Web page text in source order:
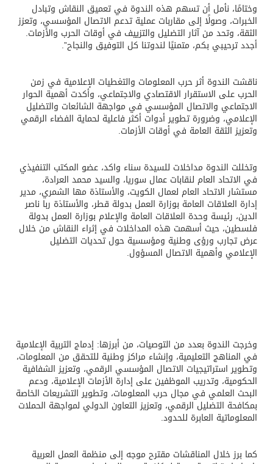
وختامًا، نأمل أن تسهم هذه الندوة في تعميق النقاش وتبادل
الخبرات، وصولًا إلى مقاربات عملية تدعم الاتصال المؤسسي، وتعزز
الثقة، وتحد من آثار التضليل والتزييف في أوقات الحرب والأزمات.
أجدد ترحيبي بكم، متمنيًا لندوتنا كل التوفيق والنجاح”.
ناقشت الندوة أثر حرب المعلومات والتغطيات الإعلامية في زمن
الحرب على الاستقرار الاقتصادي والاجتماعي، وأكدت أهمية الحوار
الاجتماعي والاتصال المؤسسي في مواجهة الشائعات والتضليل
الإعلامي، وضرورة تطوير أدوات أكثر فاعلية لحماية الفضاء الرقمي
وتعزيز الثقة العامة في أوقات الأزمات.
وتخللت الندوة مداخلات للسيدة سناء واكد، عضو المكتب التنفيذي
في الاتحاد العام لنقابات عمال سوريا، والسيد محمد العرادة،
مستشار الاتحاد العام لعمال الكويت، والأستاذة مها الشمري، مدير
إدارة العلاقات العامة بوزارة العمل بدولة قطر، والأستاذة ربا ناصر
الدين، رئيسة وحدة العلاقات العامة والإعلام بوزارة العمل بدولة
فلسطين، حيث أسهمت هذه المداخلات في إثراء النقاش من خلال
عرض تجارب ورؤى وطنية ومؤسسية حول تحديات التضليل
الإعلامي وأهمية الاتصال المسؤول.
وخرجت الندوة بعدد من التوصيات، من أبرزها: إدماج التربية الإعلامية
في المناهج التعليمية، وإنشاء مراكز وطنية للتحقق من المعلومات،
وتطوير استراتيجيات الاتصال المؤسسي الرقمي، وتعزيز الشفافية
الحكومية، وتدريب الموظفين على إدارة الأزمات الإعلامية، ودعم
البحث العلمي في مجال حرب المعلومات، وتطوير التشريعات الخاصة
بمكافحة التضليل الرقمي، وتعزيز التعاون الدولي لمواجهة الحملات
المعلوماتية العابرة للحدود.
كما برز خلال المناقشات مقترح موجه إلى منظمة العمل العربية